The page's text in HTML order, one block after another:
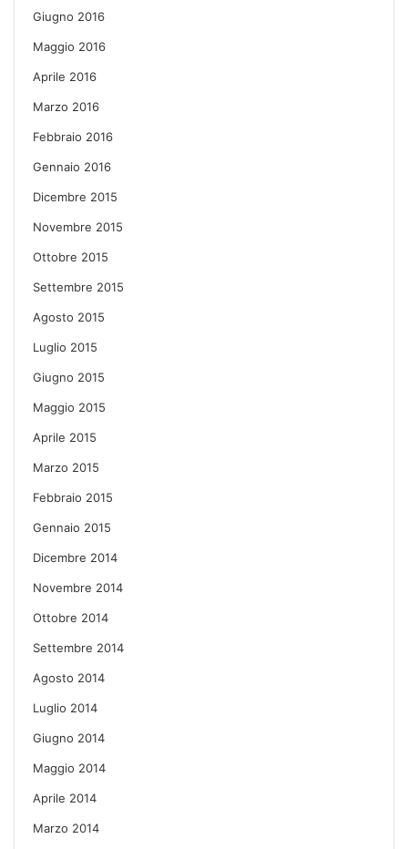
Giugno 2016
Maggio 2016
Aprile 2016
Marzo 2016
Febbraio 2016
Gennaio 2016
Dicembre 2015
Novembre 2015
Ottobre 2015
Settembre 2015
Agosto 2015
Luglio 2015
Giugno 2015
Maggio 2015
Aprile 2015
Marzo 2015
Febbraio 2015
Gennaio 2015
Dicembre 2014
Novembre 2014
Ottobre 2014
Settembre 2014
Agosto 2014
Luglio 2014
Giugno 2014
Maggio 2014
Aprile 2014
Marzo 2014